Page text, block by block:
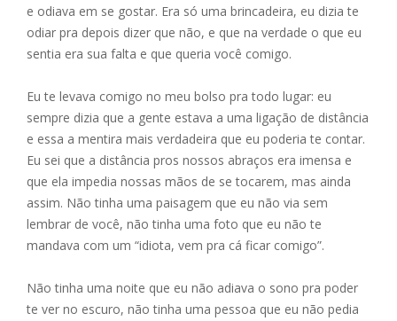
e odiava em se gostar. Era só uma brincadeira, eu dizia te
odiar pra depois dizer que não, e que na verdade o que eu
sentia era sua falta e que queria você comigo.
Eu te levava comigo no meu bolso pra todo lugar: eu
sempre dizia que a gente estava a uma ligação de distância
e essa a mentira mais verdadeira que eu poderia te contar.
Eu sei que a distância pros nossos abraços era imensa e
que ela impedia nossas mãos de se tocarem, mas ainda
assim. Não tinha uma paisagem que eu não via sem
lembrar de você, não tinha uma foto que eu não te
mandava com um “idiota, vem pra cá ficar comigo”.
Não tinha uma noite que eu não adiava o sono pra poder
te ver no escuro, não tinha uma pessoa que eu não pedia